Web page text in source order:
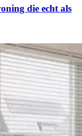
die echt als